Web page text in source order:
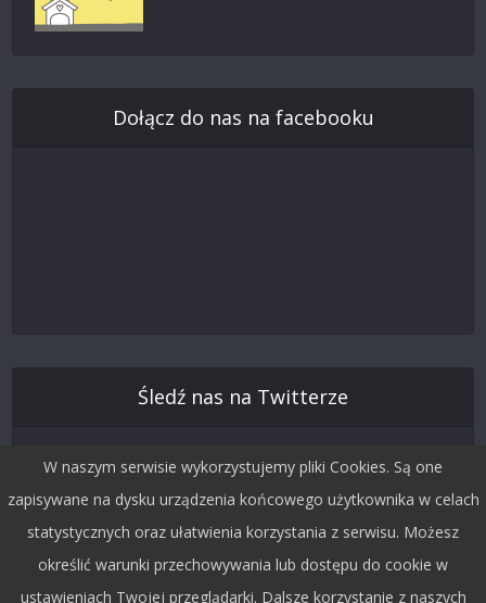
Dołącz do nas na facebooku
Śledź nas na Twitterze
W naszym serwisie wykorzystujemy pliki Cookies. Są one
zapisywane na dysku urządzenia końcowego użytkownika w celach
statystycznych oraz ułatwienia korzystania z serwisu. Możesz
określić warunki przechowywania lub dostępu do cookie w
ustawieniach Twojej przeglądarki. Dalsze korzystanie z naszych